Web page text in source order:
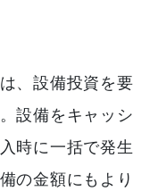
、設備投資を要
設備をキャッシ
時に一括で発生
の金額にもより